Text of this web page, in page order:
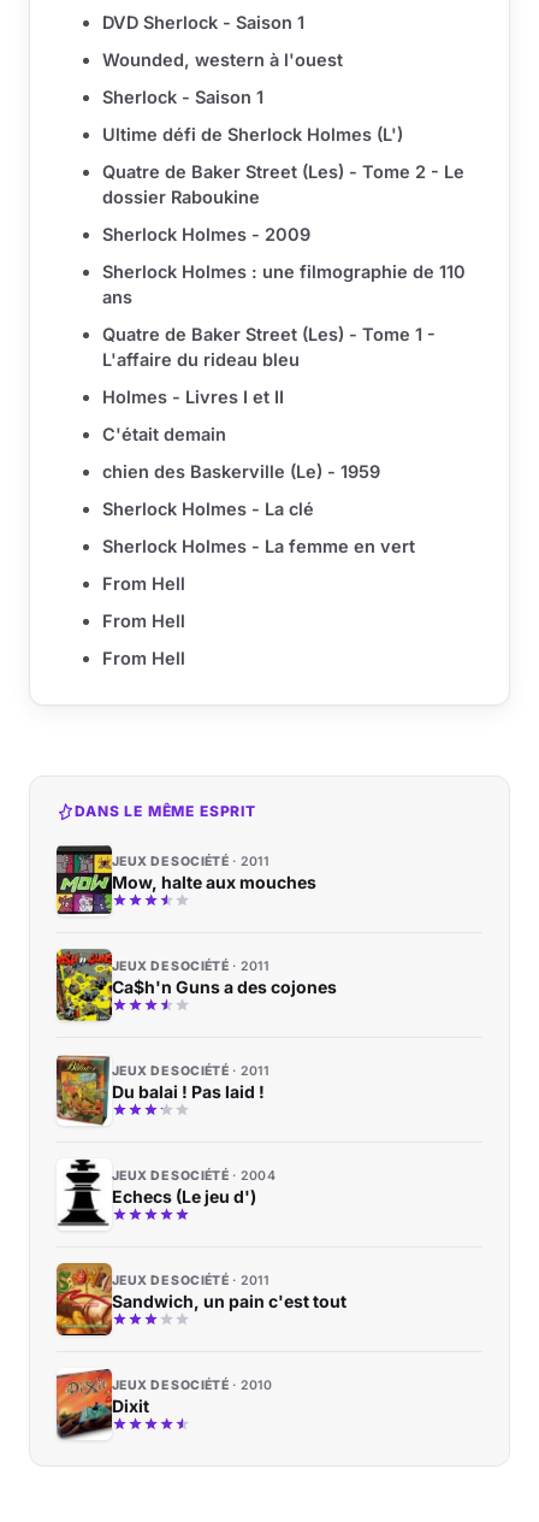
DVD Sherlock - Saison 1
Wounded, western à l'ouest
Sherlock - Saison 1
Ultime défi de Sherlock Holmes (L')
Quatre de Baker Street (Les) - Tome 2 - Le
dossier Raboukine
Sherlock Holmes - 2009
Sherlock Holmes : une filmographie de 110
ans
Quatre de Baker Street (Les) - Tome 1 -
L'affaire du rideau bleu
Holmes - Livres I et II
C'était demain
chien des Baskerville (Le) - 1959
Sherlock Holmes - La clé
Sherlock Holmes - La femme en vert
From Hell
From Hell
From Hell
DANS LE MÊME ESPRIT
JEUX DE SOCIÉTÉ 2011
Mow, halte aux mouches
JEUX DE SOCIÉTÉ 2011
Ca$h'n Guns a des cojones
JEUX DE SOCIÉTÉ 2011
Du balai ! Pas laid !
JEUX DE SOCIÉTÉ 2004
Echecs (Le jeu d')
JEUX DE SOCIÉTÉ 2011
Sandwich, un pain c'est tout
JEUX DE SOCIÉTÉ 2010
Dixit